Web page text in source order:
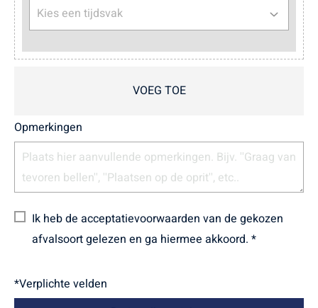
Kies een tijdsvak
VOEG TOE
Opmerkingen
Ik heb de acceptatievoorwaarden van de gekozen
afvalsoort gelezen en ga hiermee akkoord. *
*Verplichte velden